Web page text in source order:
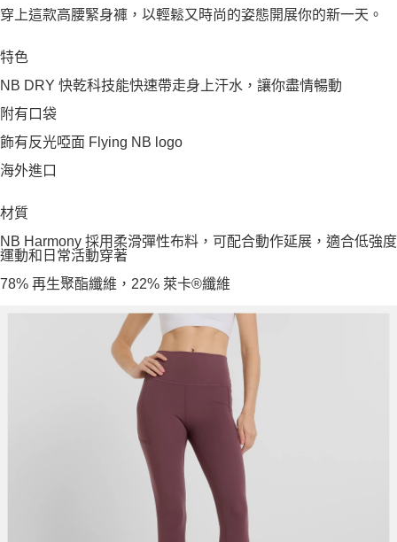
穿上這款高腰緊身褲，以輕鬆又時尚的姿態開展你的新一天。
特色
NB DRY 快乾科技能快速帶走身上汗水，讓你盡情暢動
附有口袋
飾有反光啞面 Flying NB logo
海外進口
材質
NB Harmony 採用柔滑彈性布料，可配合動作延展，適合低強度
運動和日常活動穿著
78% 再生聚酯纖維，22% 萊卡®纖維